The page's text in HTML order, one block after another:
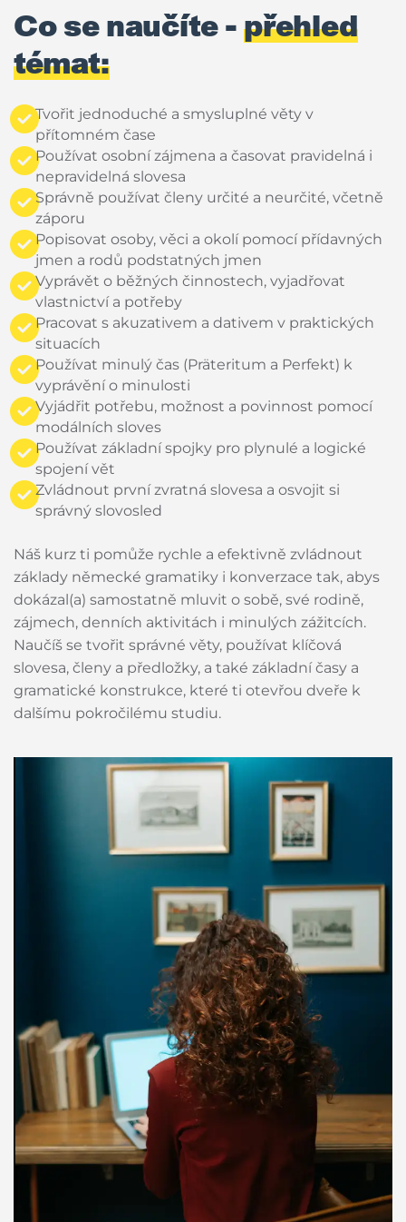
Co se naučíte - přehled
témat:
Tvořit jednoduché a smysluplné věty v
přítomném čase
Používat osobní zájmena a časovat pravidelná i
nepravidelná slovesa
Správně používat členy určité a neurčité, včetně
záporu
Popisovat osoby, věci a okolí pomocí přídavných
jmen a rodů podstatných jmen
Vyprávět o běžných činnostech, vyjadřovat
vlastnictví a potřeby
Pracovat s akuzativem a dativem v praktických
situacích
Používat minulý čas (Präteritum a Perfekt) k
vyprávění o minulosti
Vyjádřit potřebu, možnost a povinnost pomocí
modálních sloves
Používat základní spojky pro plynulé a logické
spojení vět
Zvládnout první zvratná slovesa a osvojit si
správný slovosled
Náš kurz ti pomůže rychle a efektivně zvládnout
základy německé gramatiky i konverzace tak, abys
dokázal(a) samostatně mluvit o sobě, své rodině,
zájmech, denních aktivitách i minulých zážitcích.
Naučíš se tvořit správné věty, používat klíčová
slovesa, členy a předložky, a také základní časy a
gramatické konstrukce, které ti otevřou dveře k
dalšímu pokročilému studiu.